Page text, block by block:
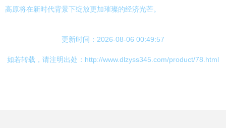
高原将在新时代背景下绽放更加璀璨的经济光芒。
更新时间：2026-08-06 00:49:57
如若转载，请注明出处：http://www.dlzyss345.com/product/78.html